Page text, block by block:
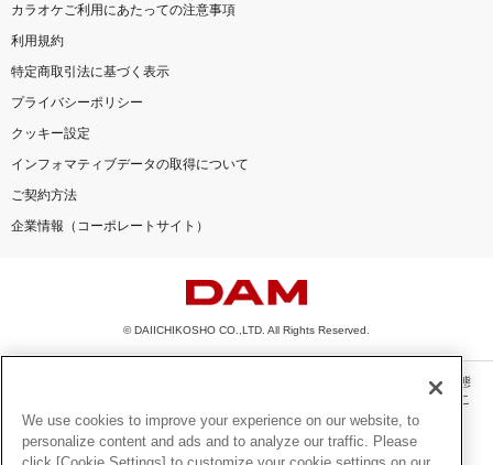
カラオケご利用にあたっての注意事項
利用規約
特定商取引法に基づく表示
プライバシーポリシー
クッキー設定
インフォマティブデータの取得について
ご契約方法
企業情報（コーポレートサイト）
© DAIICHIKOSHO CO.,LTD. All Rights Reserved.
このサイトに掲載されている一切の文章・画像・写真・動画・音声等を、手段や形態
を問わず、著作権法の定める範囲を超えて無断で複製、転載、ファイル化などするこ
とを禁じます。
楽曲及びコンテンツは、機種によりご利用いただけない場合があります。
We use cookies to improve your experience on our website, to
personalize content and ads and to analyze our traffic. Please